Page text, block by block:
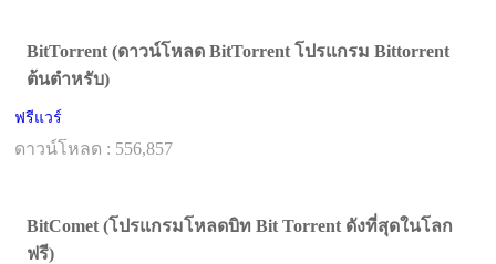
BitTorrent (ดาวน์โหลด BitTorrent โปรแกรม Bittorrent
ต้นตำหรับ)
ฟรีแวร์
ดาวน์โหลด : 556,857
BitComet (โปรแกรมโหลดบิท Bit Torrent ดังที่สุดในโลก
ฟรี)